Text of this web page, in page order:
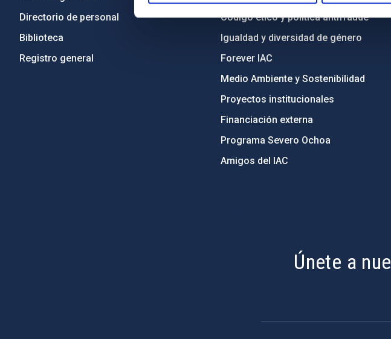
Directorio de personal
Biblioteca
Registro general
Código ético y política antifraude
Igualdad y diversidad de género
Forever IAC
Medio Ambiente y Sostenibilidad
Proyectos institucionales
Financiación externa
Programa Severo Ochoa
Amigos del IAC
Únete a